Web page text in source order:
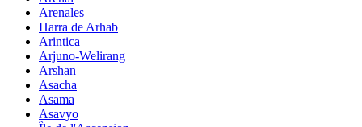
Arenales
Harra de Arhab
Arintica
Arjuno-Welirang
Arshan
Asacha
Asama
Asavyo